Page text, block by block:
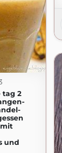
tag 2
und